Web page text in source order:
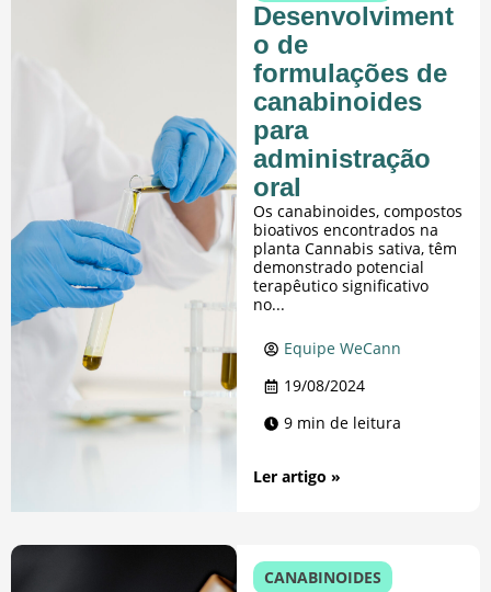
Desenvolviment
o de
formulações de
canabinoides
para
administração
oral
Os canabinoides, compostos
bioativos encontrados na
planta Cannabis sativa, têm
demonstrado potencial
terapêutico significativo
no...
Equipe WeCann
19/08/2024
9 min de leitura
Ler artigo »
CANABINOIDES